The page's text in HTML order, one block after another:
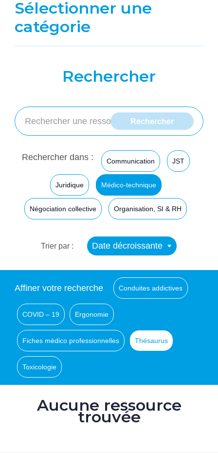
Sélectionner une
catégorie
Rechercher
Rechercher dans : Communication JST
Juridique Médico-technique
Négociation collective Organisation, SI & RH
Trier par : Date décroissante
Affiner votre recherche Conduites addictives
COVID – 19 Ergonomie
Fiches médico professionnelles Thésaurus
Toxicologie
Aucune ressource
trouvée